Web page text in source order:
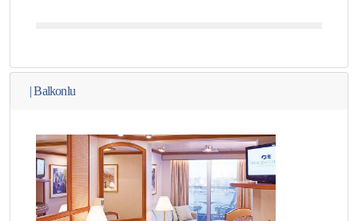
|Balkonlu